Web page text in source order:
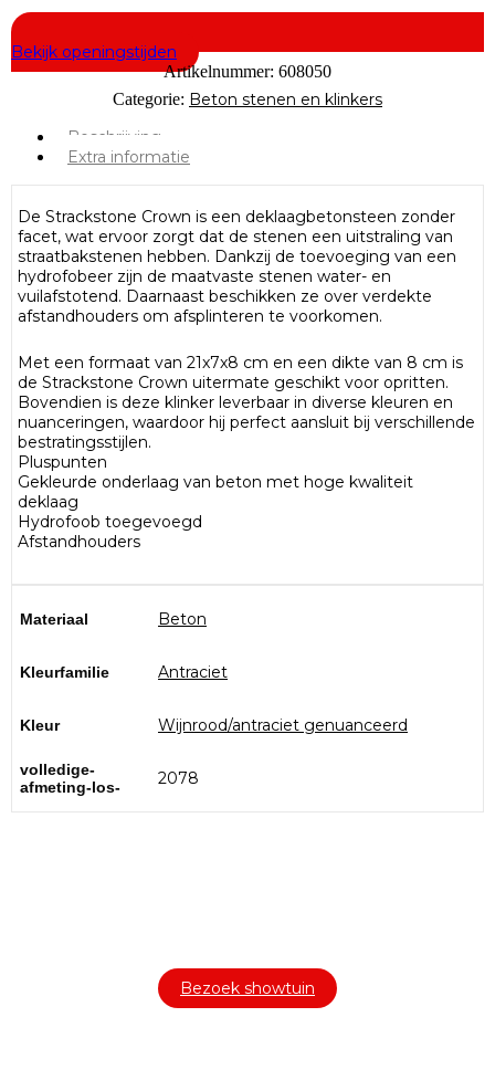
Bekijk openingstijden
Artikelnummer: 608050
Categorie: Beton stenen en klinkers
Beschrijving
Extra informatie
De Strackstone Crown is een deklaagbetonsteen zonder
facet, wat ervoor zorgt dat de stenen een uitstraling van
straatbakstenen hebben. Dankzij de toevoeging van een
hydrofobeer zijn de maatvaste stenen water- en
vuilafstotend. Daarnaast beschikken ze over verdekte
afstandhouders om afsplinteren te voorkomen.
Met een formaat van 21x7x8 cm en een dikte van 8 cm is
de Strackstone Crown uitermate geschikt voor opritten.
Bovendien is deze klinker leverbaar in diverse kleuren en
nuanceringen, waardoor hij perfect aansluit bij verschillende
bestratingsstijlen.
Pluspunten
Gekleurde onderlaag van beton met hoge kwaliteit
deklaag
Hydrofoob toegevoegd
Afstandhouders
Materiaal Beton
Kleurfamilie Antraciet
Kleur Wijnrood/antraciet genuanceerd
volledige-
afmeting-los-
2078
Bezoek showtuin